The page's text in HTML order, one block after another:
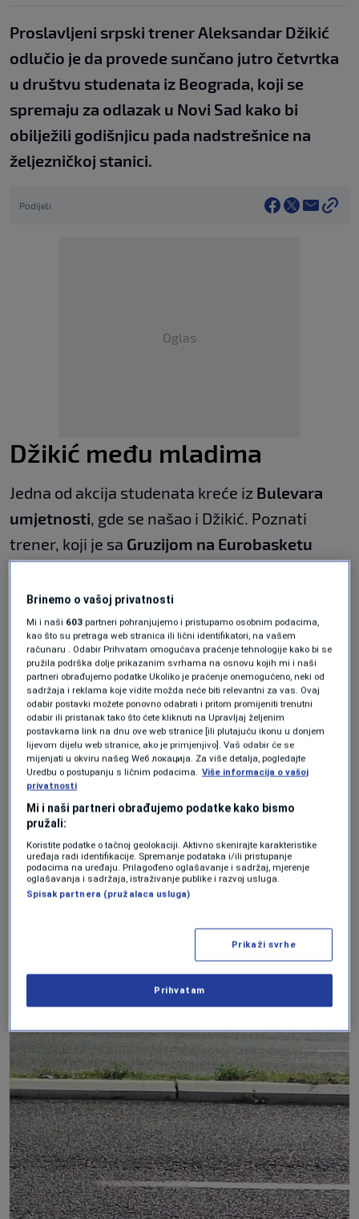
Proslavljeni srpski trener Aleksandar Džikić
odlučio je da provede sunčano jutro četvrtka
u društvu studenata iz Beograda, koji se
spremaju za odlazak u Novi Sad kako bi
obilježili godišnjicu pada nadstrešnice na
željezničkoj stanici.
Podijeli
Oglas
Džikić među mladima
Jedna od akcija studenata kreće iz Bulevara
umjetnosti , gde se našao i Džikić. Poznati
trener, koji je sa Gruzijom na Eurobasketu
odlučio je da podrži mlade ljude koji žele da
učine društvo boljim.
Iako se Džikić često viđa na Novom Beogradu
tokom prepodnevnih sati, ovog puta je došao
na posebno odabrano mjestokako bi bio dio
inicijative studenata.
Brinemo o vašoj privatnosti
Mi i naši 603 partneri pohranjujemo i pristupamo osobnim podacima,
kao što su pretraga web stranica ili lični identifikatori, na vašem
računaru . Odabir Prihvatam omogućava praćenje tehnologije kako bi se
pružila podrška dolje prikazanim svrhama na osnovu kojih mi i naši
partneri obrađujemo podatke Ukoliko je praćenje onemogućeno, neki od
sadržaja i reklama koje vidite možda neće biti relevantni za vas. Ovaj
odabir postavki možete ponovno odabrati i pritom promijeniti trenutni
odabir ili pristanak tako što ćete kliknuti na Upravljaj željenim
postavkama link na dnu ove web stranice [ili plutajuću ikonu u donjem
lijevom dijelu web stranice, ako je primjenjivo]. Vaš odabir će se
mijenjati u okviru našeg Wеб локација. Za više detalja, pogledajte
Uredbu o postupanju s ličnim podacima. Više informacija o vašoj
privatnosti
Mi i naši partneri obrađujemo podatke kako bismo
pružali:
Koristite podatke o tačnoj geolokaciji. Aktivno skenirajte karakteristike
uređaja radi identifikacije. Spremanje podataka i/ili pristupanje
podacima na uređaju. Prilagođeno oglašavanje i sadržaj, mjerenje
oglašavanja i sadržaja, istraživanje publike i razvoj usluga.
Spisak partnera (pružalaca usluga)
Prikaži svrhe
Prihvatam